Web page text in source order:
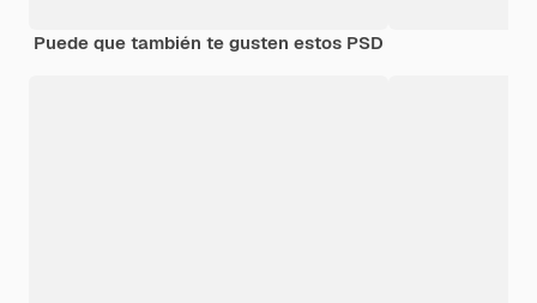
Puede que también te gusten estos PSD